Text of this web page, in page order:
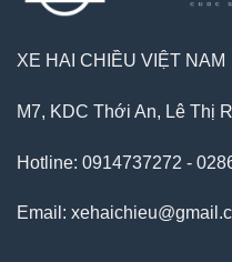
XE HAI CHIỀU VIỆT NAM
M7, KDC Thới An, Lê Thị
Hotline: 0914737272 -
Email: